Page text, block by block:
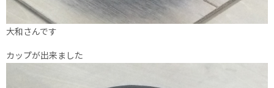
大和さんです
カップが出来ました